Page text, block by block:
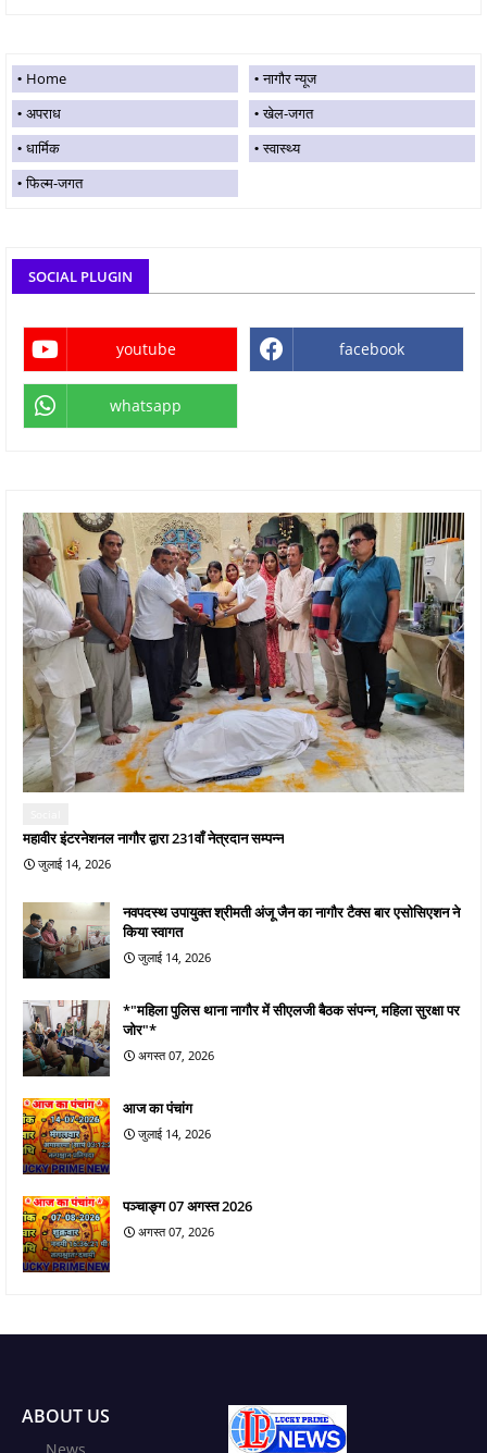
Home
नागौर न्यूज
अपराध
खेल-जगत
धार्मिक
स्वास्थ्य
फिल्म-जगत
SOCIAL PLUGIN
youtube facebook
whatsapp
महावीर इंटरनेशनल नागौर द्वारा 231वाँ नेत्रदान सम्पन्न
जुलाई 14, 2026
नवपदस्थ उपायुक्त श्रीमती अंजू जैन का नागौर टैक्स बार एसोसिएशन ने
किया स्वागत
जुलाई 14, 2026
*"महिला पुलिस थाना नागौर में सीएलजी बैठक संपन्न, महिला सुरक्षा पर
जोर"*
अगस्त 07, 2026
आज का पंचांग
जुलाई 14, 2026
पञ्चाङ्ग 07 अगस्त 2026
अगस्त 07, 2026
ABOUT US